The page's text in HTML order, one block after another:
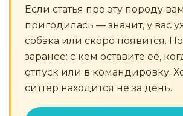
Если статья про эту породу вам
пригодилась — значит, у вас
собака или скоро появится.
заранее: с кем оставите её,
отпуск или в командировку.
ситтер находится не за день.